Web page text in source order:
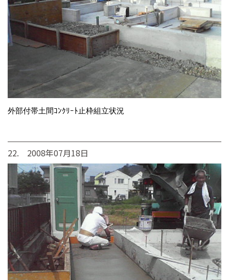
外部付帯土間ｺﾝｸﾘｰﾄ止枠組立状況
22. 2008年07月18日